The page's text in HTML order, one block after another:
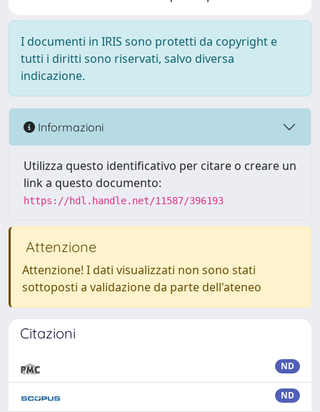
I documenti in IRIS sono protetti da copyright e
tutti i diritti sono riservati, salvo diversa
indicazione.
Informazioni
Utilizza questo identificativo per citare o creare un
link a questo documento:
https://hdl.handle.net/11587/396193
Attenzione
Attenzione! I dati visualizzati non sono stati
sottoposti a validazione da parte dell'ateneo
Citazioni
ND
ND